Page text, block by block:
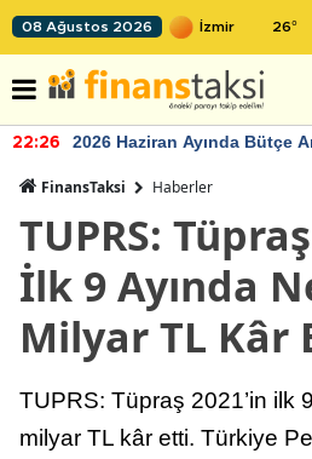
08 Ağustos 2026 26°
22:26 2026 Haziran Ayında Bütçe
FinansTaksi Haberler
TUPRS:
İlk 9 Ayında
Milyar TL Kâr
TUPRS: Tüpraş 2021’in ilk
milyar TL kâr etti. Türkiye